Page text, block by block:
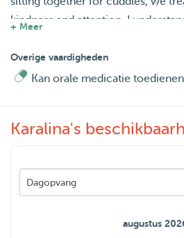
kindness and attention. I
were our own family.
Excited to meet your lovely little
+ Meer
Overige vaardigheden
Kan orale medicatie toedienen
Karalina's
augustus